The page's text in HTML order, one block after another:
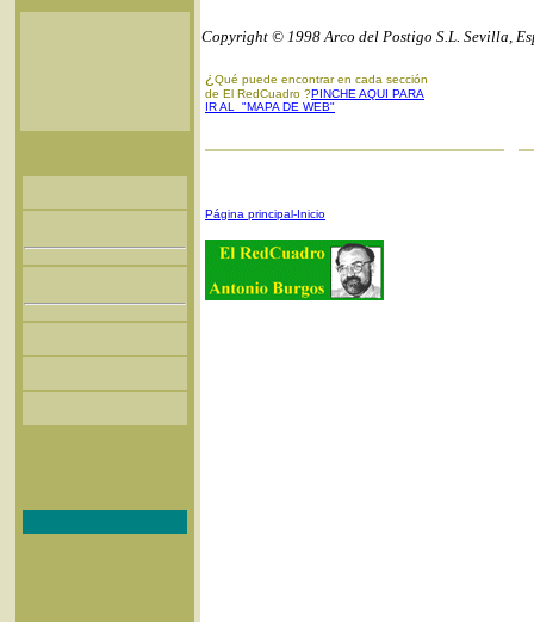
Copyright © 1998 Arco del Postigo S.L. Sevilla,
¿ Qué puede encontrar en cada sección
de El RedCuadro ?PINCHE AQUI PARA
IR AL "MAPA DE WEB"
Página principal-Inicio